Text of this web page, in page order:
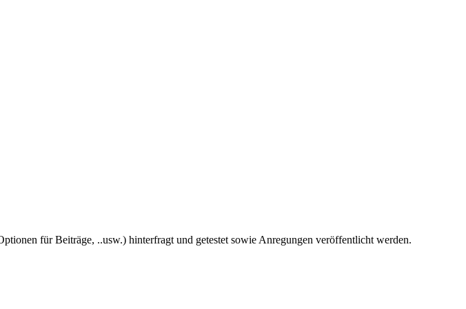
für Beiträge, ..usw.) hinterfragt und getestet sowie Anregungen veröffentlicht werden.